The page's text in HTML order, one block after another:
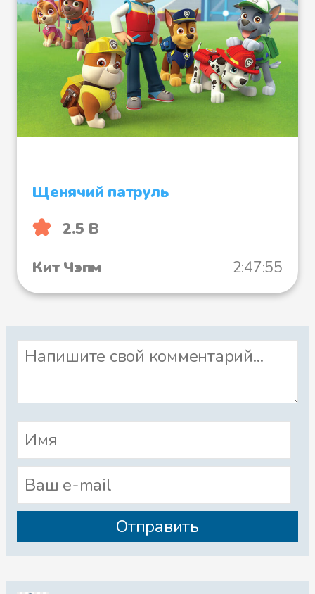
Щенячий патруль
2.5 B
Кит Чэпм
2:47:55